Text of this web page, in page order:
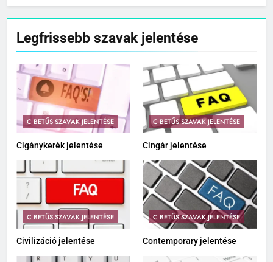
Legfrissebb szavak jelentése
C BETŰS SZAVAK JELENTÉSE
Cigánykerék jelentése
C BETŰS SZAVAK JELENTÉSE
Cingár jelentése
C BETŰS SZAVAK JELENTÉSE
Civilizáció jelentése
C BETŰS SZAVAK JELENTÉSE
Contemporary jelentése